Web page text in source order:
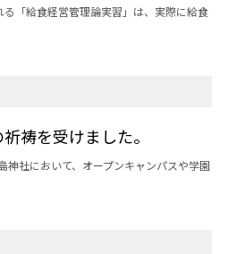
「給食経営管理論実習」は、実際に給食
祷を受けました。
神社において、オープンキャンパスや学園